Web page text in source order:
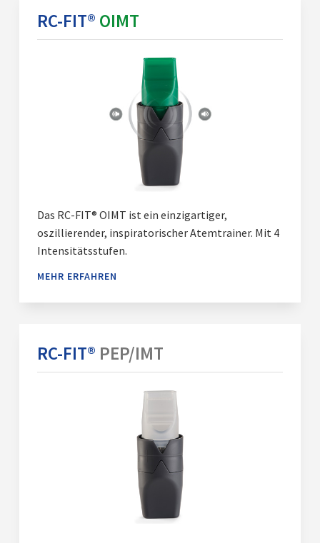
RC-FIT® OIMT
Das RC-FIT® OIMT ist ein einzigartiger,
oszillierender, inspiratorischer Atemtrainer. Mit 4
Intensitätsstufen.
MEHR ERFAHREN
RC-FIT® PEP/IMT